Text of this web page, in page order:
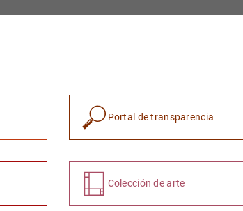
Portal de transparencia
Colección de arte